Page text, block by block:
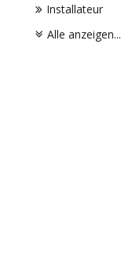
Installateur
Alle anzeigen...